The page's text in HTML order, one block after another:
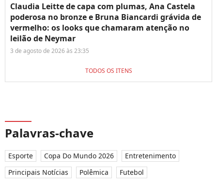
Claudia Leitte de capa com plumas, Ana Castela
poderosa no bronze e Bruna Biancardi grávida de
vermelho: os looks que chamaram atenção no
leilão de Neymar
3 de agosto de 2026 às 23:35
TODOS OS ITENS
Palavras-chave
Esporte Copa Do Mundo 2026
Entretenimento
Principais Notícias
Polêmica Futebol